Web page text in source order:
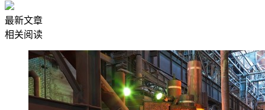
最新文章
相关阅读